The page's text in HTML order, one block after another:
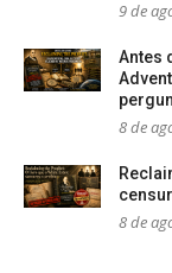
9 de
Antes
8 de
8 de